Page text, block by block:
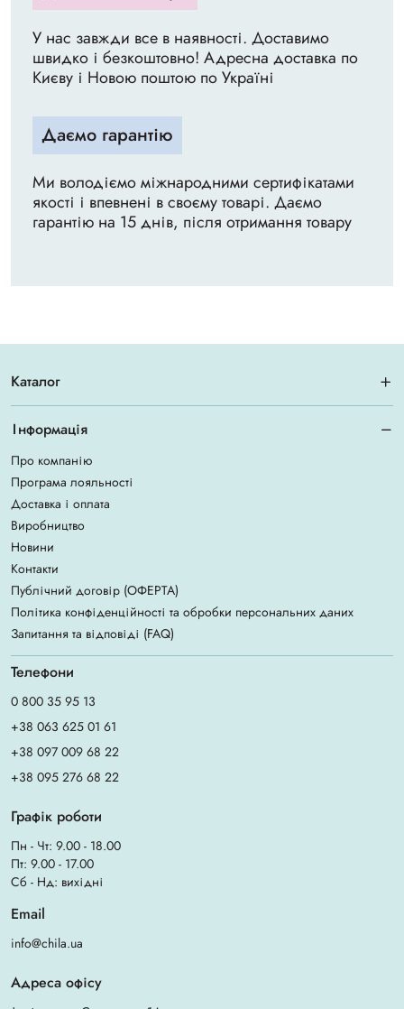
У нас завжди все в наявності. Доставимо
швидко і безкоштовно! Адресна доставка по
Києву і Новою поштою по Україні
Даємо гарантію
Ми володіємо міжнародними сертифікатами
якості і впевнені в своєму товарі. Даємо
гарантію на 15 днів, після отримання товару
Каталог
Інформація
Про компанію
Програма лояльності
Доставка і оплата
Виробництво
Новини
Контакти
Публічний договір (ОФЕРТА)
Політика конфіденційності та обробки персональних даних
Запитання та відповіді (FAQ)
Телефони
0 800 35 95 13
+38 063 625 01 61
+38 097 009 68 22
+38 095 276 68 22
Графік роботи
Пн - Чт: 9.00 - 18.00
Пт: 9.00 - 17.00
Сб - Нд: вихідні
Email
info@chila.ua
Адреса офісу